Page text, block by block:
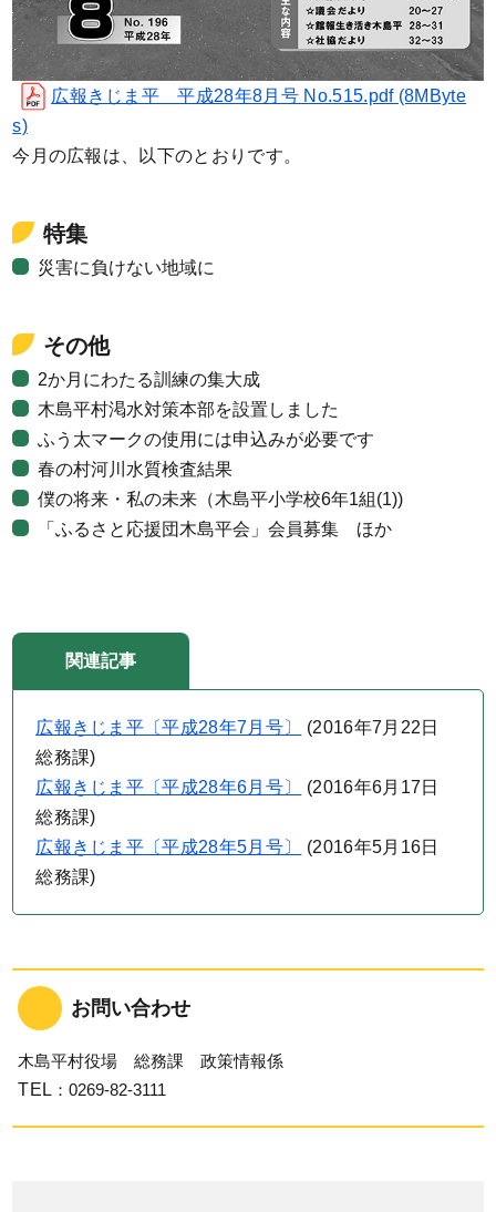
広報きじま平 平成28年8月号 No.515.pdf (8MByte
s)
今月の広報は、以下のとおりです。
特集
災害に負けない地域に
その他
2か月にわたる訓練の集大成
木島平村渇水対策本部を設置しました
ふう太マークの使用には申込みが必要です
春の村河川水質検査結果
僕の将来・私の未来（木島平小学校6年1組(1))
「ふるさと応援団木島平会」会員募集 ほか
関連記事
広報きじま平〔平成28年7月号〕 (2016年7月22日
総務課)
広報きじま平〔平成28年6月号〕
(2016年6月17日
総務課)
広報きじま平〔平成28年5月号〕
(2016年5月16日
総務課)
お問い合わせ
木島平村役場 総務課 政策情報係
TEL ：0269-82-3111